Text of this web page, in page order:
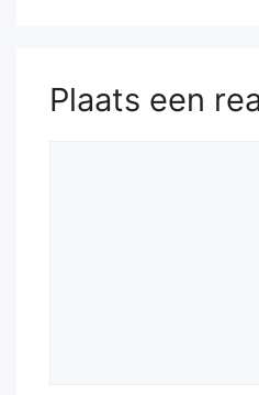
50.Qxc5+ Kh6 51. Qc7
Plaats een